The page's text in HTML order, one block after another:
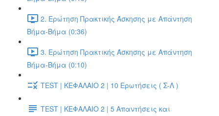
2. Ερώτηση Πρακτικής Άσκησης με Απάντηση
Βήμα-Βήμα (0:36)
3. Ερώτηση Πρακτικής Άσκησης με Απάντηση
Βήμα-Βήμα (0:10)
TEST | ΚΕΦΑΛΑΙΟ 2 | 10 Ερωτήσεις ( Σ-Λ )
TEST | ΚΕΦΑΛΑΙΟ 2 | 5 Απαντήσεις και